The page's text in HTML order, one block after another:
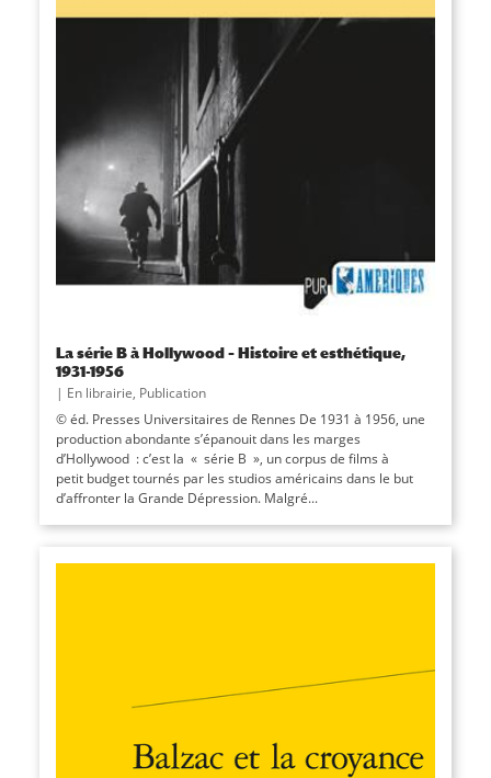
La série B à Hollywood – Histoire et esthétique,
1931-1956
| En librairie, Publication
© éd. Presses Universitaires de Rennes De 1931 à 1956, une
production abondante s’épanouit dans les marges
d’Hollywood : c’est la « série B », un corpus de films à
petit budget tournés par les studios américains dans le but
d’affronter la Grande Dépression. Malgré...